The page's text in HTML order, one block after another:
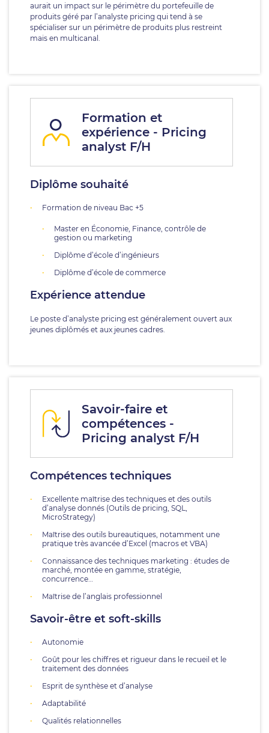
aurait un impact sur le périmètre du portefeuille de
produits géré par l’analyste pricing qui tend à se
spécialiser sur un périmètre de produits plus restreint
mais en multicanal.
Formation et
expérience - Pricing
analyst F/H
Diplôme souhaité
Formation de niveau Bac +5
Master en Économie, Finance, contrôle de
gestion ou marketing
Diplôme d’école d’ingénieurs
Diplôme d’école de commerce
Expérience attendue
Le poste d’analyste pricing est généralement ouvert aux
jeunes diplômés et aux jeunes cadres.
Savoir-faire et
compétences -
Pricing analyst F/H
Compétences techniques
Excellente maîtrise des techniques et des outils
d’analyse donnés (Outils de pricing, SQL,
MicroStrategy)
Maîtrise des outils bureautiques, notamment une
pratique très avancée d’Excel (macros et VBA)
Connaissance des techniques marketing : études de
marché, montée en gamme, stratégie,
concurrence…
Maîtrise de l’anglais professionnel
Savoir-être et soft-skills
Autonomie
Goût pour les chiffres et rigueur dans le recueil et le
traitement des données
Esprit de synthèse et d’analyse
Adaptabilité
Qualités relationnelles